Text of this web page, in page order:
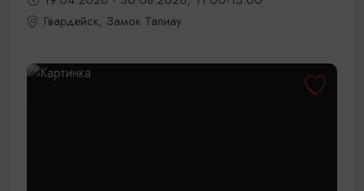
Гвардейск, Замок Тапиау